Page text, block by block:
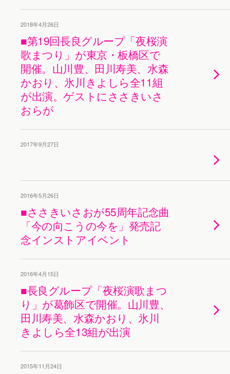
2018年4月26日
■第19回長良グループ「夜桜演
歌まつり」が東京・板橋区で
開催。山川豊、田川寿美、水森
かおり、氷川きよしら全11組
が出演。ゲストにささきいさ
おらが
2017年9月27日
2016年5月26日
■ささきいさおが55周年記念曲
「今の向こうの今を」発売記
念インストアイベント
2016年4月15日
■長良グループ「夜桜演歌まつ
り」が葛飾区で開催。山川豊、
田川寿美、水森かおり、氷川
きよしら全13組が出演
2015年11月24日